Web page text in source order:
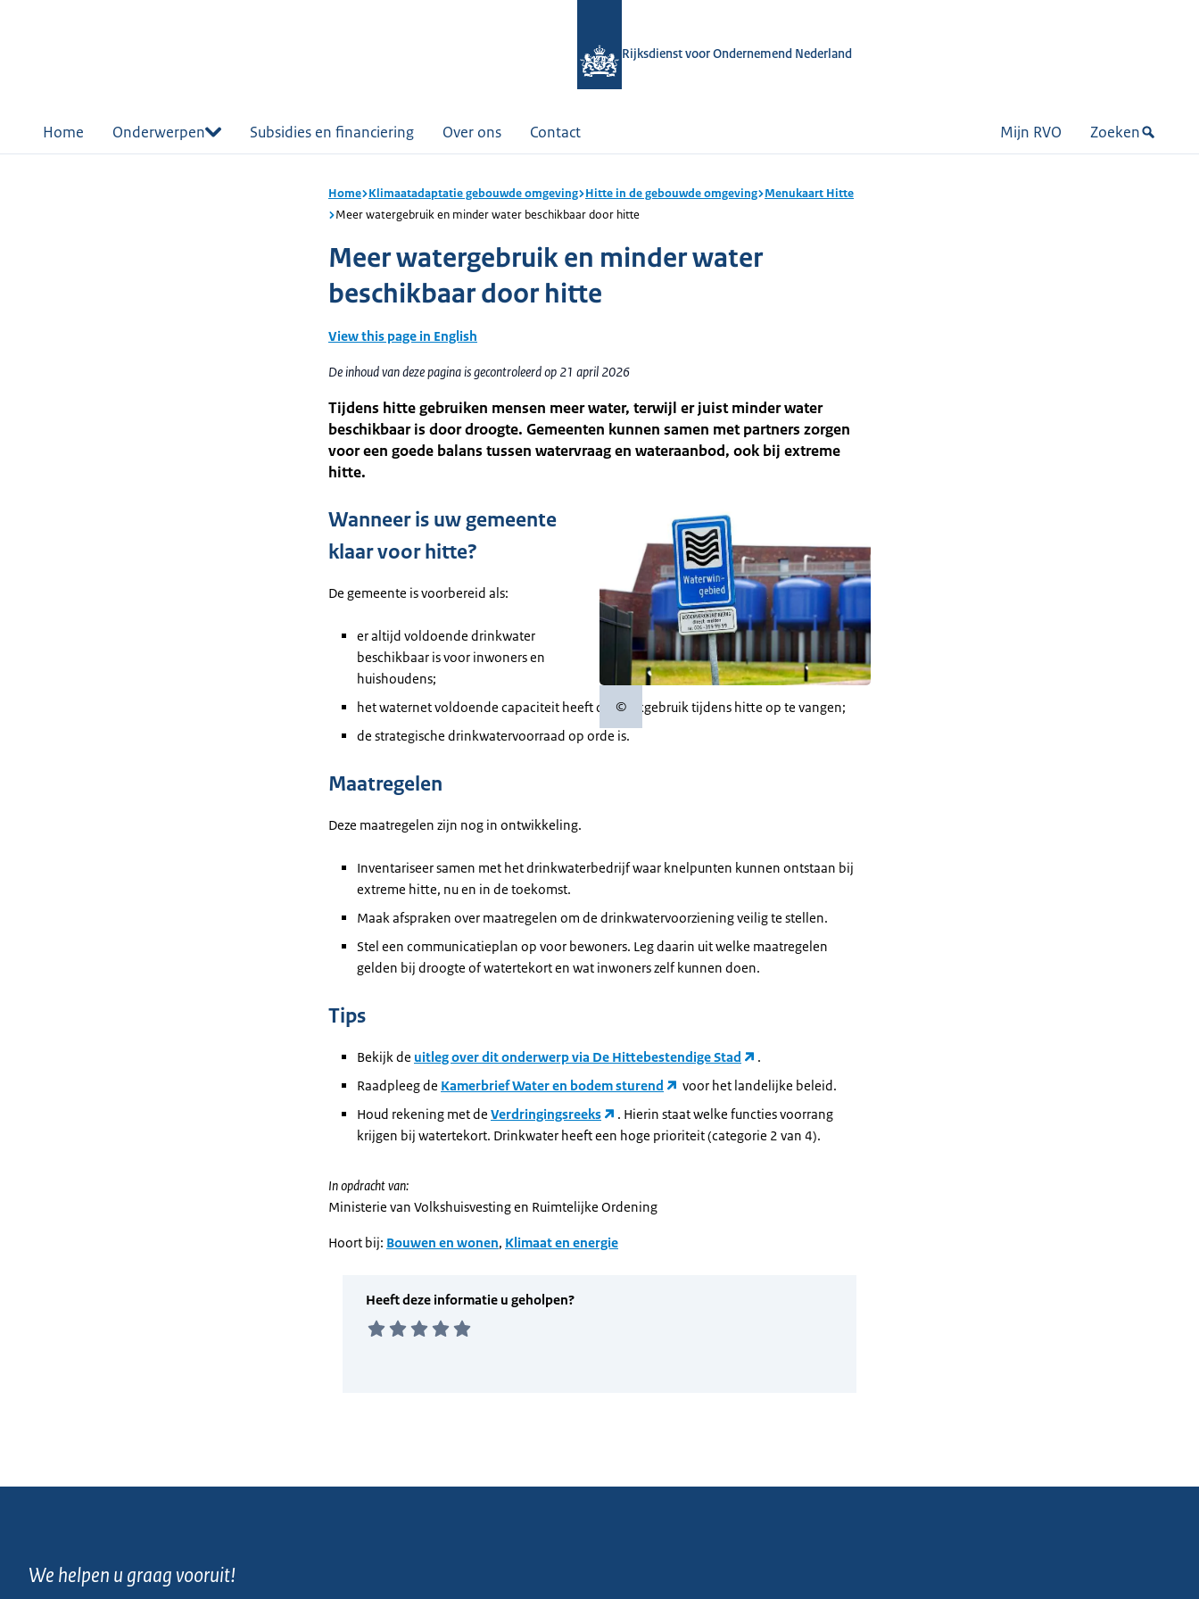
Rijksdienst voor Ondernemend Nederland
Home Onderwerpen Subsidies en financiering Over ons Contact Mijn RVO Zoeken
Home Klimaatadaptatie gebouwde omgeving Hitte in de gebouwde omgeving Menukaart Hitte
Meer watergebruik en minder water beschikbaar door hitte
Meer watergebruik en minder water
beschikbaar door hitte
View this page in English
De inhoud van deze pagina is gecontroleerd op 21 april 2026
Tijdens hitte gebruiken mensen meer water, terwijl er juist minder water
beschikbaar is door droogte. Gemeenten kunnen samen met partners zorgen
voor een goede balans tussen watervraag en wateraanbod, ook bij extreme
hitte.
©Copyrightinformatie
Wanneer is uw gemeente
klaar voor hitte?
De gemeente is voorbereid als:
er altijd voldoende drinkwater
beschikbaar is voor inwoners en
huishoudens;
het waternet voldoende capaciteit heeft om piekgebruik tijdens hitte op te vangen;
de strategische drinkwatervoorraad op orde is.
Maatregelen
Deze maatregelen zijn nog in ontwikkeling.
Inventariseer samen met het drinkwaterbedrijf waar knelpunten kunnen ontstaan bij
extreme hitte, nu en in de toekomst.
Maak afspraken over maatregelen om de drinkwatervoorziening veilig te stellen.
Stel een communicatieplan op voor bewoners. Leg daarin uit welke maatregelen
gelden bij droogte of watertekort en wat inwoners zelf kunnen doen.
Tips
Bekijk de uitleg over dit onderwerp via De Hittebestendige Stad
.
Raadpleeg de Kamerbrief Water en bodem sturend
voor het landelijke beleid.
Houd rekening met de Verdringingsreeks
. Hierin staat welke functies voorrang
krijgen bij watertekort. Drinkwater heeft een hoge prioriteit (categorie 2 van 4).
In opdracht van:
Ministerie van Volkshuisvesting en Ruimtelijke Ordening
Hoort bij: Bouwen en wonen, Klimaat en energie
We helpen u graag vooruit!